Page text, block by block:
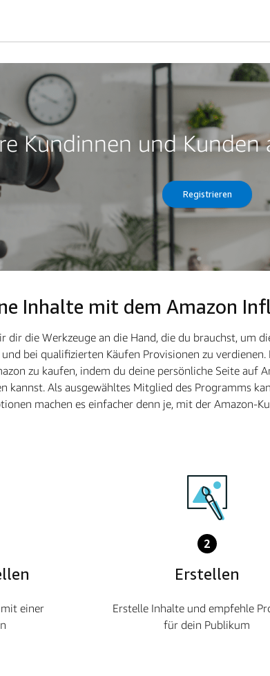
Kundinnen und
Registrieren
Inhalte mit dem Amazon
dir die Werkzeuge an die Hand, die du brauchst, um
bei qualifizierten Käufen Provisionen zu
zu kaufen, indem du deine persönliche Seite auf
kannst. Als ausgewähltes Mitglied des Programms
machen es einfacher denn je, mit der Amazon-
mit einer
2
Erstellen
Erstelle Inhalte und empfehle
für dein Publikum